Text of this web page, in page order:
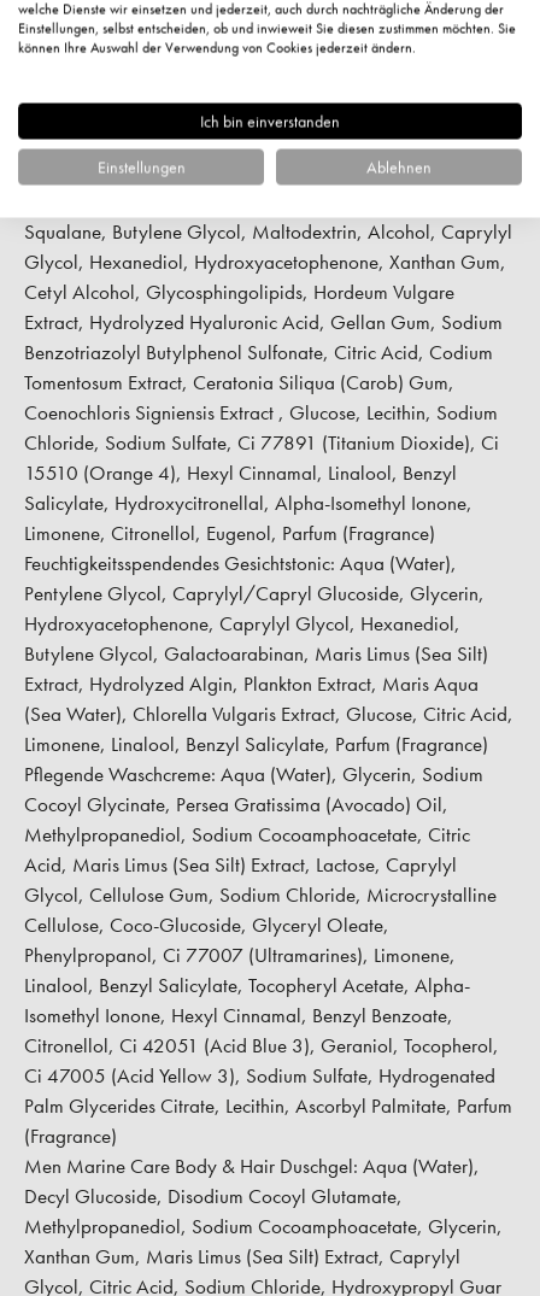
Chinensis (Jojoba) Seed Oil, Sodium Carbomer, Silica,
Glycosphingolipids, Sucrose Palmitate, Xanthan Gum,
Dioxide)
Ultra Booster Premium Effect Serum:Aqua (Water), Glycerin,
Propanediol, Maris Limus (Sea Silt) Extract, Silica, Sodium
Squalane, Butylene Glycol, Maltodextrin, Alcohol, Caprylyl
Glycol, Hexanediol, Hydroxyacetophenone, Xanthan Gum,
Cetyl Alcohol, Glycosphingolipids, Hordeum Vulgare
Extract, Hydrolyzed Hyaluronic Acid, Gellan Gum, Sodium
Benzotriazolyl Butylphenol Sulfonate, Citric Acid, Codium
Tomentosum Extract, Ceratonia Siliqua (Carob) Gum,
Coenochloris Signiensis Extract , Glucose, Lecithin, Sodium
Chloride, Sodium Sulfate, Ci 77891 (Titanium Dioxide), Ci
15510 (Orange 4), Hexyl Cinnamal, Linalool, Benzyl
Salicylate, Hydroxycitronellal, Alpha-Isomethyl Ionone,
Limonene, Citronellol, Eugenol, Parfum (Fragrance)
Feuchtigkeitsspendendes Gesichtstonic: Aqua (Water),
Pentylene Glycol, Caprylyl/Capryl Glucoside, Glycerin,
Hydroxyacetophenone, Caprylyl Glycol, Hexanediol,
Butylene Glycol, Galactoarabinan, Maris Limus (Sea Silt)
Extract, Hydrolyzed Algin, Plankton Extract, Maris Aqua
(Sea Water), Chlorella Vulgaris Extract, Glucose, Citric Acid,
Limonene, Linalool, Benzyl Salicylate, Parfum (Fragrance)
Pflegende Waschcreme: Aqua (Water), Glycerin, Sodium
Cocoyl Glycinate, Persea Gratissima (Avocado) Oil,
Methylpropanediol, Sodium Cocoamphoacetate, Citric
Acid, Maris Limus (Sea Silt) Extract, Lactose, Caprylyl
Glycol, Cellulose Gum, Sodium Chloride, Microcrystalline
Cellulose, Coco-Glucoside, Glyceryl Oleate,
Phenylpropanol, Ci 77007 (Ultramarines), Limonene,
Linalool, Benzyl Salicylate, Tocopheryl Acetate, Alpha-
Isomethyl Ionone, Hexyl Cinnamal, Benzyl Benzoate,
Citronellol, Ci 42051 (Acid Blue 3), Geraniol, Tocopherol,
Ci 47005 (Acid Yellow 3), Sodium Sulfate, Hydrogenated
Palm Glycerides Citrate, Lecithin, Ascorbyl Palmitate, Parfum
(Fragrance)
Men Marine Care Body & Hair Duschgel: Aqua (Water),
Decyl Glucoside, Disodium Cocoyl Glutamate,
Methylpropanediol, Sodium Cocoamphoacetate, Glycerin,
Xanthan Gum, Maris Limus (Sea Silt) Extract, Caprylyl
Glycol, Citric Acid, Sodium Chloride, Hydroxypropyl Guar
welche Dienste wir einsetzen und jederzeit, auch durch nachträgliche Änderung der
Einstellungen, selbst entscheiden, ob und inwieweit Sie diesen zustimmen möchten. Sie
können Ihre Auswahl der Verwendung von Cookies jederzeit ändern.
Ich bin einverstanden
Einstellungen Ablehnen